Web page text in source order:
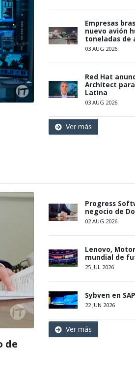
Empresas
nuevo avión
toneladas de
03 AUG 2026
Red Hat
Architect
Latina
03 AUG 2026
Ver más
de
Progress
negocio de
02 AUG 2026
Lenovo,
mundial de
25 JUL 2026
Sybven en
22 JUN 2026
Ver más